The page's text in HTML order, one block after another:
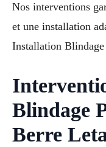
Nos interventions
et une installation
Installation
Blindage
Berre